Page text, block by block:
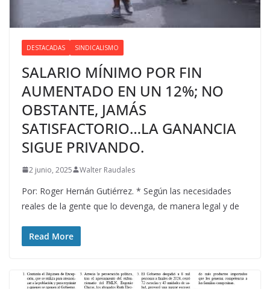
DESTACADAS SINDICALISMO
SALARIO MÍNIMO POR FIN
AUMENTADO EN UN 12%; NO
OBSTANTE, JAMÁS
SATISFACTORIO…LA GANANCIA
SIGUE PRIVANDO.
2 junio, 2025 Walter Raudales
Por: Roger Hernán Gutiérrez. * Según las necesidades
reales de la gente que lo devenga, de manera legal y de
Read More